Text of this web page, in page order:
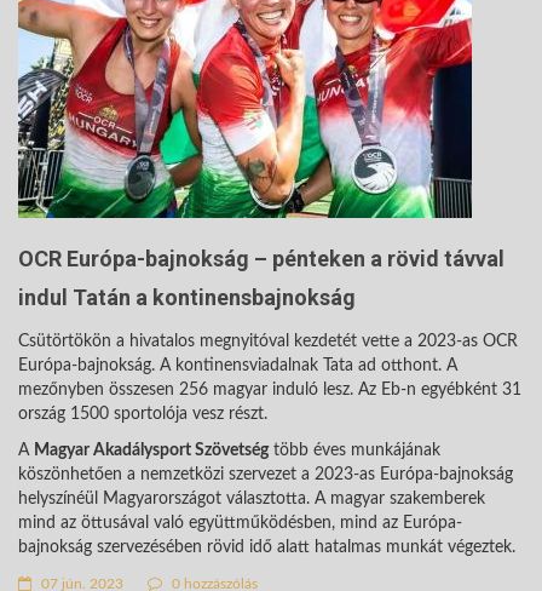
OCR Európa-bajnokság – pénteken a rövid távval
indul Tatán a kontinensbajnokság
Csütörtökön a hivatalos megnyitóval kezdetét vette a 2023-as OCR
Európa-bajnokság. A kontinensviadalnak Tata ad otthont. A
mezőnyben összesen 256 magyar induló lesz. Az Eb-n egyébként 31
ország 1500 sportolója vesz részt.
A Magyar Akadálysport Szövetségtöbb éves munkájának
köszönhetően a nemzetközi szervezet a 2023-as Európa-bajnokság
helyszínéül Magyarországot választotta. A magyar szakemberek
mind az öttusával való együttműködésben, mind az Európa-
bajnokság szervezésében rövid idő alatt hatalmas munkát végeztek.
07 jún. 2023 0 hozzászólás